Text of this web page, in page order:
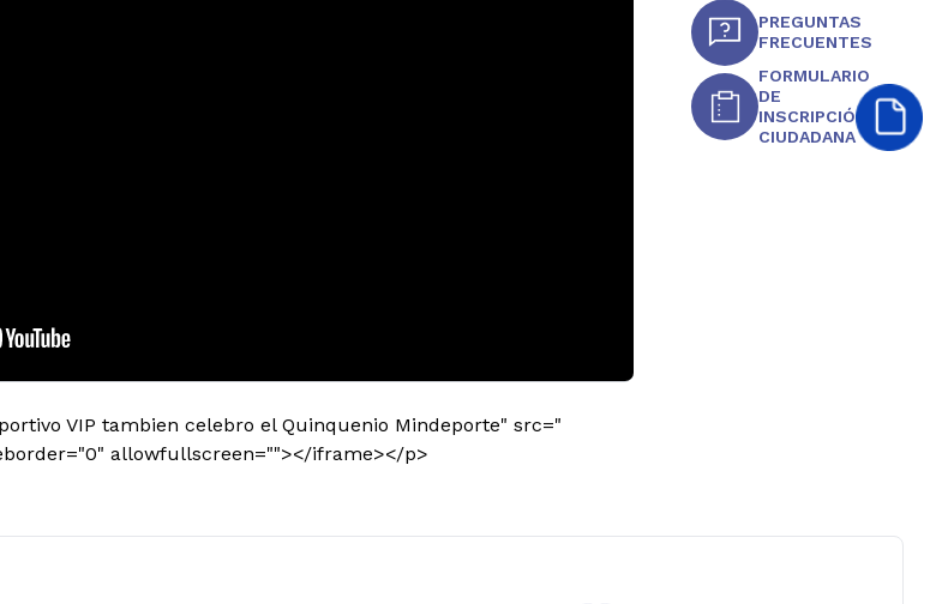
VIP tambien celebro el Quinquenio Mindeporte" src="
allowfullscreen=""></iframe></p>
PREGUNTAS
FRECUENTES
FORMULARIO
DE
INSCRIPCIÓN
CIUDADANA